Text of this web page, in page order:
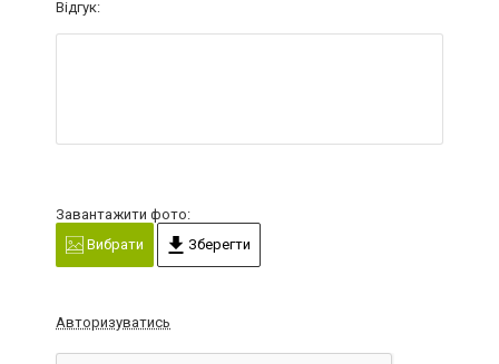
Відгук:
Завантажити фото:
Вибрати
Зберегти
Авторизуватись